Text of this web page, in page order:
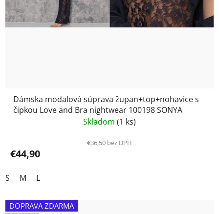
Dámska modalová súprava župan+top+nohavice s
čipkou Love and Bra nightwear 100198 SONYA
Skladom (1 ks)
€36,50 bez DPH
€44,90
S M L
DOPRAVA ZDARMA